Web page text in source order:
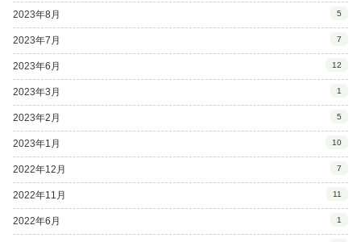
2023年8月 5
2023年7月 7
2023年6月 12
2023年3月 1
2023年2月 5
2023年1月 10
2022年12月 7
2022年11月 11
2022年6月 1